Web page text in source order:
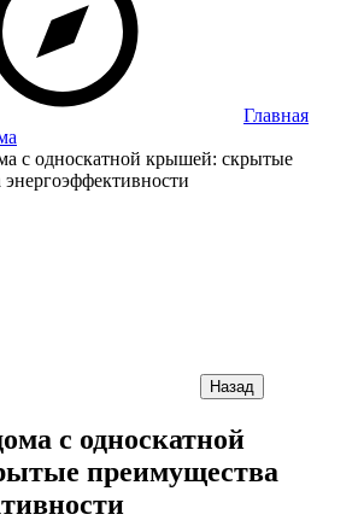
Главная
с односкатной крышей: скрытые
Назад
с односкатной
преимущества